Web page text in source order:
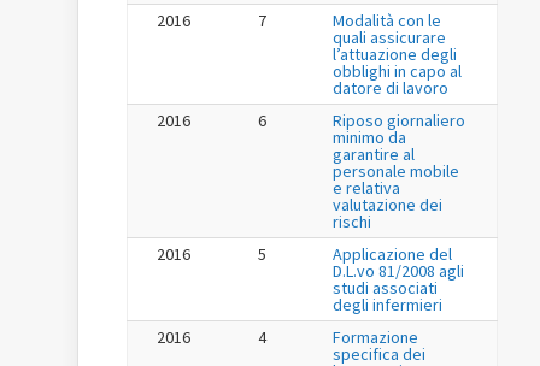
2016
7 Modalità con le
quali assicurare
l’attuazione degli
obblighi in capo al
datore di lavoro
2016
6 Riposo giornaliero
minimo da
garantire al
personale mobile
e relativa
valutazione dei
rischi
2016
5 Applicazione del
D.L.vo 81/2008 agli
studi associati
degli infermieri
2016
4 Formazione
specifica dei